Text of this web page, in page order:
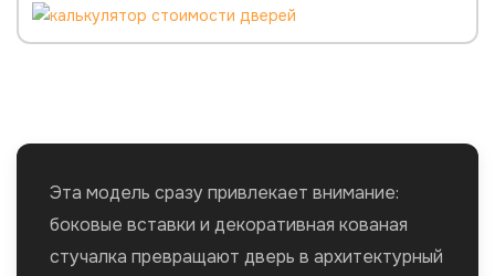
Эта модель сразу привлекает внимание:
боковые вставки и декоративная кованая
стучалка превращают дверь в архитектурный